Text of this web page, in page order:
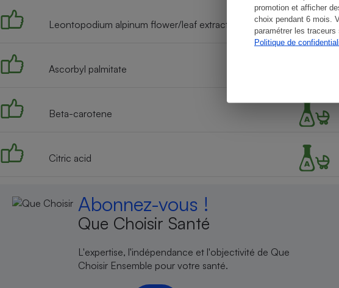
promotion et afficher
choix pendant 6 mois.
paramétrer les traceurs
Politique de
Leontopodium alpinum flower/leaf extract
Ascorbyl palmitate
Beta-carotene
Citric acid
Abonnez-vous !
Que Choisir Santé
L'expertise, l'indépendance et l'objectivité de Que
Choisir Ensemble pour votre santé.